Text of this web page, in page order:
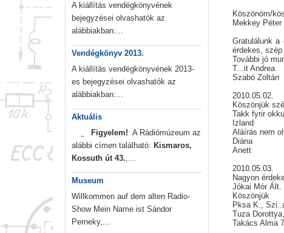
A kiállítás vendégkönyvének
bejegyzései olvashatók az
alábbiakban:...
Vendégkönyv 2013.
A kiállítás vendégkönyvének 2013-
es bejegyzései olvashatók az
alábbiakban:...
Aktuális
Figyelem! A Rádiómúzeum az
alábbi címen található: Kismaros,
Kossuth út 43.,...
Museum
Willkommen auf dem alten Radio-
Show Mein Name ist Sándor
Perneky,...
Köszönöm/
Mekkey
Gratulálunk a
érdekes,
További jó
T...it Andrea
Szabó Zoltán
2010.05.02.
Köszönjük
Takk fyrir
Izland
Aláírás nem
Diána
Anett
2010.05.03.
Nagyon
Jókai Mór Ált.
Köszönjük
Pksa K.,
Tuza
Takács Alma